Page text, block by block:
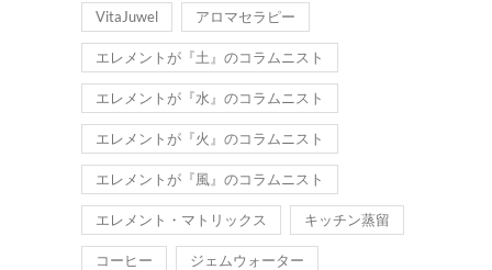
VitaJuwel アロマセラピー
エレメントが『土』のコラムニスト
エレメントが『水』のコラムニスト
エレメントが『火』のコラムニスト
エレメントが『風』のコラムニスト
エレメント・マトリックス キッチン蒸留
コーヒー ジェムウォーター